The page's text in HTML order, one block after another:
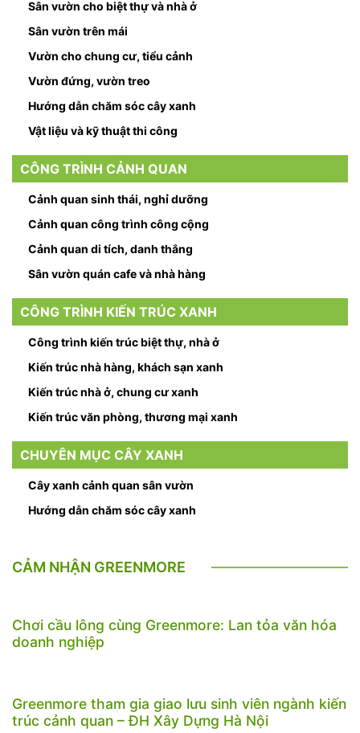
Sân vườn cho biệt thự và nhà ở
Sân vườn trên mái
Vườn cho chung cư, tiểu cảnh
Vườn đứng, vườn treo
Hướng dẫn chăm sóc cây xanh
Vật liệu và kỹ thuật thi công
CÔNG TRÌNH CẢNH QUAN
Cảnh quan sinh thái, nghỉ dưỡng
Cảnh quan công trình công cộng
Cảnh quan di tích, danh thắng
Sân vườn quán cafe và nhà hàng
CÔNG TRÌNH KIẾN TRÚC XANH
Công trình kiến trúc biệt thự, nhà ở
Kiến trúc nhà hàng, khách sạn xanh
Kiến trúc nhà ở, chung cư xanh
Kiến trúc văn phòng, thương mại xanh
CHUYÊN MỤC CÂY XANH
Cây xanh cảnh quan sân vườn
Hướng dẫn chăm sóc cây xanh
CẢM NHẬN GREENMORE
Chơi cầu lông cùng Greenmore: Lan tỏa văn hóa
doanh nghiệp
Greenmore tham gia giao lưu sinh viên ngành kiến
trúc cảnh quan – ĐH Xây Dựng Hà Nội